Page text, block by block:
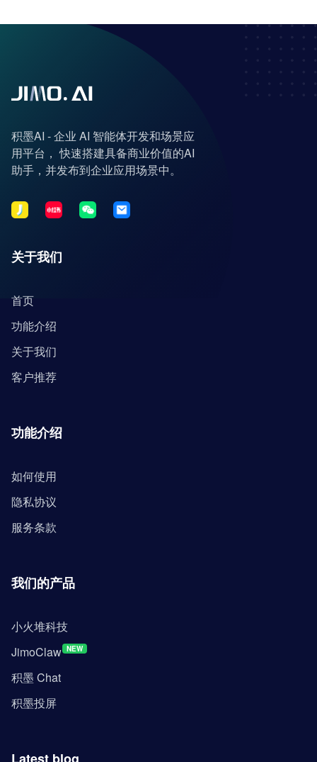
积墨AI - 企业 AI 智能体开发和场景应
用平台， 快速搭建具备商业价值的AI
助手，并发布到企业应用场景中。
关于我们
首页
功能介绍
关于我们
客户推荐
功能介绍
如何使用
隐私协议
服务条款
我们的产品
小火堆科技
JimoClaw NEW
积墨 Chat
积墨投屏